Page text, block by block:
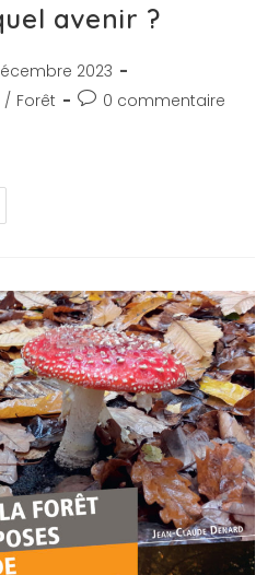
avenir ?
2023
/ Forêt 0 commentaire